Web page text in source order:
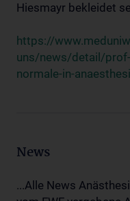
Hiesmayr bekleidet
https://
uns/news/detail/
normale-in-
News
...Alle News